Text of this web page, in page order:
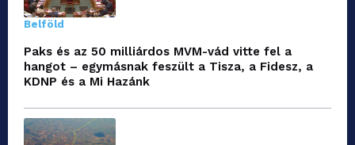
Belföld
Paks és az 50 milliárdos MVM-vád vitte fel a
hangot – egymásnak feszült a Tisza, a Fidesz, a
KDNP és a Mi Hazánk